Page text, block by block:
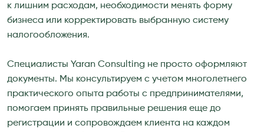
к лишним расходам, необходимости менять форму
бизнеса или корректировать выбранную систему
налогообложения.
Специалисты Yaran Consulting не просто оформляют
документы. Мы консультируем с учетом многолетнего
практического опыта работы с предпринимателями,
помогаем принять правильные решения еще до
регистрации и сопровождаем клиента на каждом